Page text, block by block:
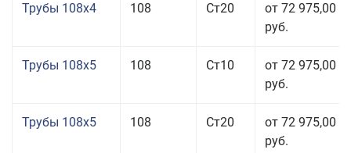
Трубы 108x4 108 Ст20
от 72 975,00
руб.
Трубы 108x5 108 Ст10
от 72 975,00
руб.
Трубы 108x5 108 Ст20
от 72 975,00
руб.